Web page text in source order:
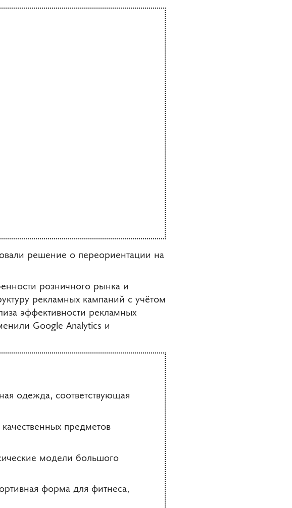
решение о переориентации на
розничного рынка и
рекламных кампаний с учётом
эффективности рекламных
Google Analytics и
одежда, соответствующая
предметов
модели большого
форма для фитнеса,